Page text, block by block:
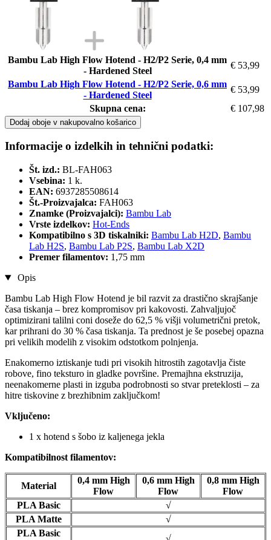
Bambu Lab High Flow Hotend - H2/P2 Serie, 0,4 mm
- Hardened Steel
€ 53,99
Bambu Lab High Flow Hotend - H2/P2 Serie, 0,6 mm
- Hardened Steel
€ 53,99
Skupna cena:
€ 107,98
Dodaj oboje v nakupovalno košarico
Informacije o izdelkih in tehnični podatki:
Št. izd.: BL-FAH063
Vsebina: 1 k.
EAN: 6937285508614
Št.-Proizvajalca: FAH063
Znamke (Proizvajalci): Bambu Lab
Vrste izdelkov: Hot-Ends
Kompatibilno s 3D tiskalniki: Bambu Lab H2D, Bambu
Lab H2S, Bambu Lab P2S, Bambu Lab X2D
Premer filamentov: 1,75 mm
Opis
Bambu Lab High Flow Hotend je bil razvit za drastično skrajšanje
časa tiskanja – brez kompromisov pri kakovosti. Zahvaljujoč
optimizirani talilni coni doseže do 62,5 % višji volumetrični pretok,
kar prihrani do 30 % časa tiskanja. Ta prednost je še posebej opazna
pri velikih modelih z visokim odstotkom polnjenja.
Enakomerno iztiskanje tudi pri visokih hitrostih zagotavlja čiste
robove, fino teksturo in gladke površine. Premajhna ekstruzija,
neenakomerne plasti in izguba podrobnosti so stvar preteklosti – za
hitre tiskovine z brezhibnim zaključkom!
Vključeno:
1 x hotend s šobo iz kaljenega jekla
Kompatibilnost filamentov:
Material
0,4 mm High
Flow
0,6 mm High
Flow
0,8 mm High
Flow
PLA Basic
√
PLA Matte
√
PLA Basic